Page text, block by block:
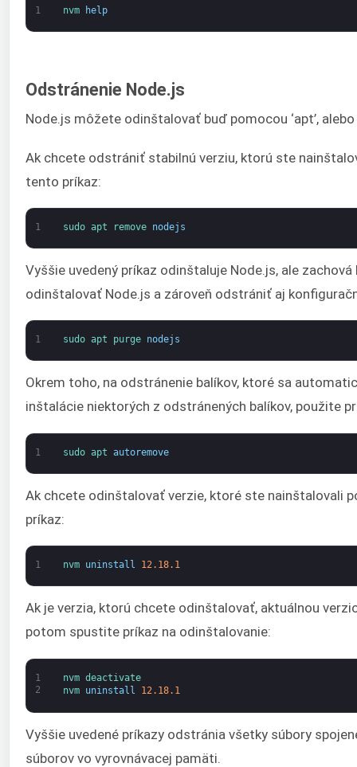
1 nvm help
Odstránenie Node.js
Node.js môžete odinštalovať buď pomocou ‘apt’,
Ak chcete odstrániť stabilnú verziu, ktorú ste
tento príkaz:
1 sudo apt remove nodejs
Vyššie uvedený príkaz odinštaluje Node.js, ale
odinštalovať Node.js a zároveň odstrániť aj
1 sudo apt purge nodejs
Okrem toho, na odstránenie balíkov, ktoré sa
inštalácie niektorých z odstránených balíkov, použite
1 sudo apt autoremove
Ak chcete odinštalovať verzie, ktoré ste nainštalovali
príkaz:
1 nvm uninstall 12.18.1
Ak je verzia, ktorú chcete odinštalovať, aktuálnou
potom spustite príkaz na odinštalovanie:
1
2
nvm deactivate
nvm uninstall 12.18.1
Vyššie uvedené príkazy odstránia všetky súbory
súborov vo vyrovnávacej pamäti.